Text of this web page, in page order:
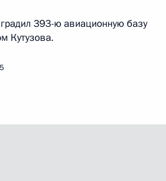
393-ю авиационную базу
Кутузова.